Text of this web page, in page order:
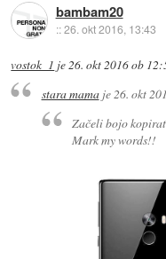
bambam20
::26. okt 2016, 13:43
vostok_1 je 26. okt 2016 ob
stara mamaje26. okt
Začeli bojo
Mark my words!!